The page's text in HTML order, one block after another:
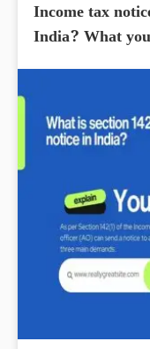
Income tax
India? What